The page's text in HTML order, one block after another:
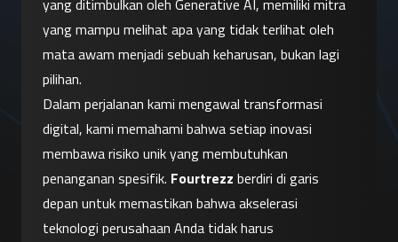
yang ditimbulkan oleh Generative AI, memiliki mitra
yang mampu melihat apa yang tidak terlihat oleh
mata awam menjadi sebuah keharusan, bukan lagi
pilihan.
Dalam perjalanan kami mengawal transformasi
digital, kami memahami bahwa setiap inovasi
membawa risiko unik yang membutuhkan
penanganan spesifik. Fourtrezz berdiri di garis
depan untuk memastikan bahwa akselerasi
teknologi perusahaan Anda tidak harus